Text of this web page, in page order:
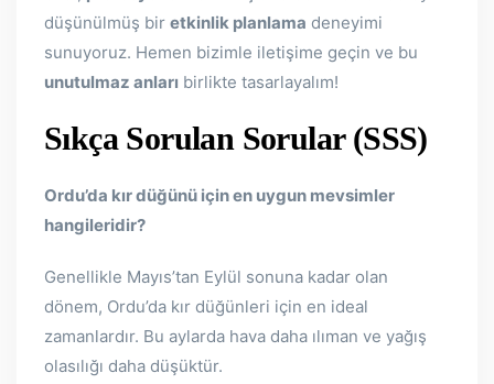
düşünülmüş bir etkinlik planlama deneyimi
sunuyoruz. Hemen bizimle iletişime geçin ve bu
unutulmaz anları birlikte tasarlayalım!
Sıkça Sorulan Sorular (SSS)
Ordu’da kır düğünü için en uygun mevsimler
hangileridir?
Genellikle Mayıs’tan Eylül sonuna kadar olan
dönem, Ordu’da kır düğünleri için en ideal
zamanlardır. Bu aylarda hava daha ılıman ve yağış
olasılığı daha düşüktür.